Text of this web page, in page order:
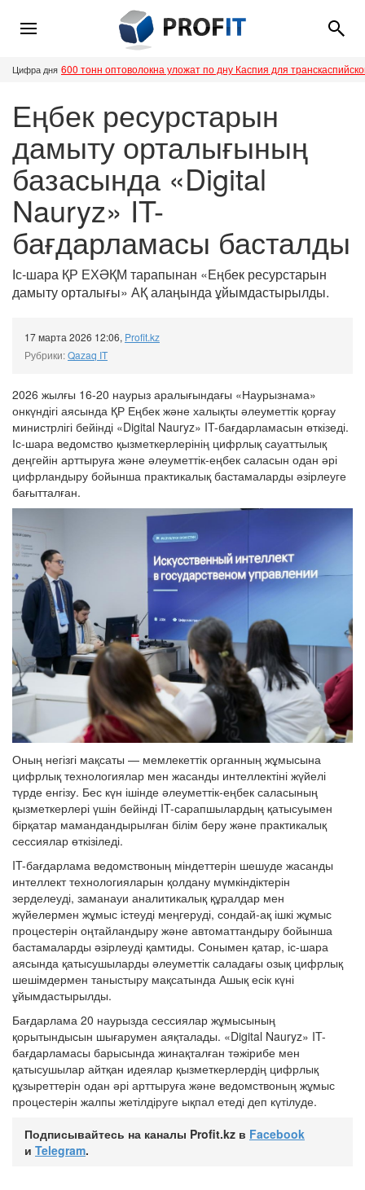
Цифра дня 600 тонн оптоволокна уложат по дну Каспия для
Еңбек ресурстарын
дамыту орталығының
базасында «Digital
Nauryz» IT-
бағдарламасы басталды
Іс-шара ҚР ЕХӘҚМ тарапынан «Еңбек ресурстарын
дамыту орталығы» АҚ алаңында ұйымдастырылды.
17 марта 2026 12:06, Profit.kz
Рубрики:Qazaq IT
2026 жылғы 16-20 наурыз аралығындағы «Наурызнама»
онкүндігі аясында ҚР Еңбек және халықты әлеуметтік қорғау
министрлігі бейінді «Digital Nauryz» IT-бағдарламасын өткізеді.
Іс-шара ведомство қызметкерлерінің цифрлық сауаттылық
деңгейін арттыруға және әлеуметтік-еңбек саласын одан әрі
цифрландыру бойынша практикалық бастамаларды әзірлеуге
бағытталған.
Оның негізгі мақсаты — мемлекеттік органның жұмысына
цифрлық технологиялар мен жасанды интеллектіні жүйелі
түрде енгізу. Бес күн ішінде әлеуметтік-еңбек саласының
қызметкерлері үшін бейінді IT-сарапшылардың қатысуымен
бірқатар мамандандырылған білім беру және практикалық
сессиялар өткізіледі.
IT-бағдарлама ведомствоның міндеттерін шешуде жасанды
интеллект технологияларын қолдану мүмкіндіктерін
зерделеуді, заманауи аналитикалық құралдар мен
жүйелермен жұмыс істеуді меңгеруді, сондай-ақ ішкі жұмыс
процестерін оңтайландыру және автоматтандыру бойынша
бастамаларды әзірлеуді қамтиды. Сонымен қатар, іс-шара
аясында қатысушыларды әлеуметтік саладағы озық цифрлық
шешімдермен таныстыру мақсатында Ашық есік күні
ұйымдастырылды.
Бағдарлама 20 наурызда сессиялар жұмысының
қорытындысын шығарумен аяқталады. «Digital Nauryz» IT-
бағдарламасы барысында жинақталған тәжірибе мен
қатысушылар айтқан идеялар қызметкерлердің цифрлық
құзыреттерін одан әрі арттыруға және ведомствоның жұмыс
процестерін жалпы жетілдіруге ықпал етеді деп күтілуде.
Подписывайтесь на каналы Profit.kz в Facebook
и Telegram.